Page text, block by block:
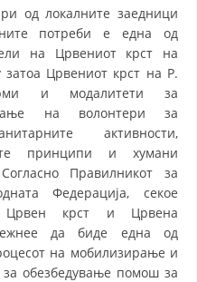
НА ЦКРМ
ДВИЖЕЊЕТО
од локалните заедници
потреби е една од
на Црвениот крст на
затоа Црвениот крст на Р.
и модалитети за
на волонтери за
активности,
принципи и хумани
Правилникот за
Федерација, секое
Црвен крст и Црвена
да биде една од
на мобилизирање и
обезбедување помош за